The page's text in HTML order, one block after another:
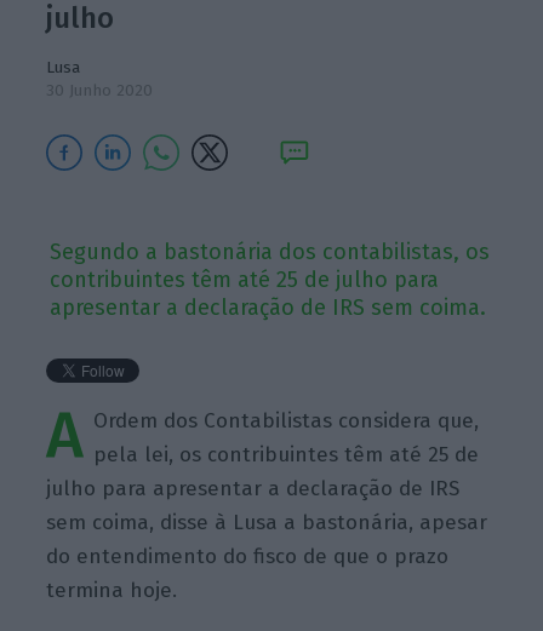
julho
Lusa
30 Junho 2020
Segundo a bastonária dos contabilistas, os
contribuintes têm até 25 de julho para
apresentar a declaração de IRS sem coima.
A Ordem dos Contabilistas considera que,
pela lei, os contribuintes têm até 25 de
julho para apresentar a declaração de IRS
sem coima, disse à Lusa a bastonária, apesar
do entendimento do fisco de que o prazo
termina hoje.